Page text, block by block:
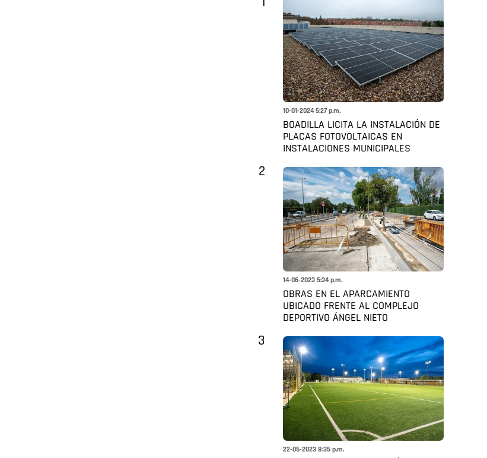
10-01-2024 5:27 p.m.
BOADILLA LICITA LA INSTALACIÓN DE
PLACAS FOTOVOLTAICAS EN
INSTALACIONES MUNICIPALES
2
14-06-2023 5:34 p.m.
OBRAS EN EL APARCAMIENTO
UBICADO FRENTE AL COMPLEJO
DEPORTIVO ÁNGEL NIETO
3
22-05-2023 8:35 p.m.